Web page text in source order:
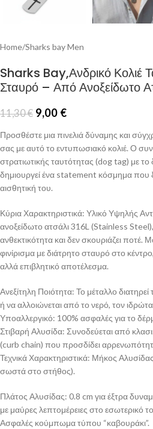
Home/Sharks bay Men
Sharks Bay,Ανδρικό Κολιέ
Σταυρό – Από Ανοξείδωτο
11,30€ 9,00 €
Προσθέστε μια πινελιά δύναμης και
σας με αυτό το εντυπωσιακό κολιέ. Ο
στρατιωτικής ταυτότητας (dog tag) με
δημιουργεί ένα statement κόσμημα που
αισθητική του.
​Κύρια Χαρακτηριστικά: ​Υλικό Υψηλής
ανοξείδωτο ατσάλι 316L (Stainless
ανθεκτικότητα και δεν σκουριάζει ποτέ.
φινίρισμα με διάτρητο σταυρό στο
αλλά επιβλητικό αποτέλεσμα.
​Ανεξίτηλη Ποιότητα: Το μέταλλο
ή να αλλοιώνεται από το νερό, τον
Υποαλλεργικό: 100% ασφαλές για το
Στιβαρή Αλυσίδα: Συνοδεύεται από
(curb chain) που προσδίδει
Τεχνικά Χαρακτηριστικά: ​Μήκος
σωστά στο στήθος).
​Πλάτος Αλυσίδας: 0.8 cm για έξτρα
με μαύρες λεπτομέρειες στο
Ασφαλές κούμπωμα τύπου “καβουράκι”.